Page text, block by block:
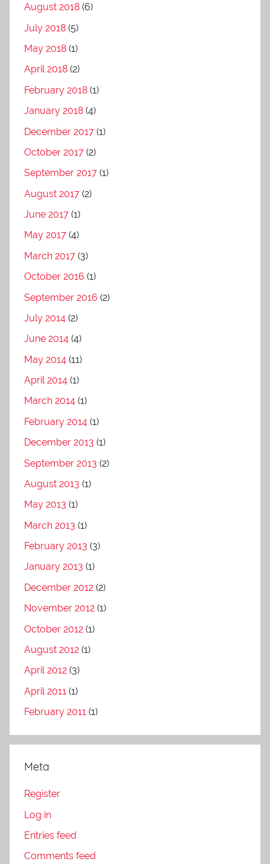
August 2018 (6)
July 2018 (5)
May 2018 (1)
April 2018 (2)
February 2018 (1)
January 2018 (4)
December 2017 (1)
October 2017 (2)
September 2017 (1)
August 2017 (2)
June 2017 (1)
May 2017 (4)
March 2017 (3)
October 2016 (1)
September 2016 (2)
July 2014 (2)
June 2014 (4)
May 2014 (11)
April 2014 (1)
March 2014 (1)
February 2014 (1)
December 2013 (1)
September 2013 (2)
August 2013 (1)
May 2013 (1)
March 2013 (1)
February 2013 (3)
January 2013 (1)
December 2012 (2)
November 2012 (1)
October 2012 (1)
August 2012 (1)
April 2012 (3)
April 2011 (1)
February 2011 (1)
Meta
Register
Log in
Entries feed
Comments feed